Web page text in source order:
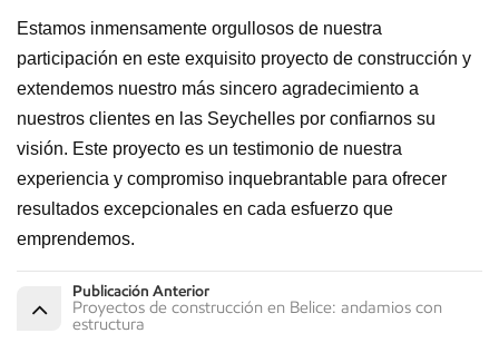
Estamos inmensamente orgullosos de nuestra
participación en este exquisito proyecto de construcción y
extendemos nuestro más sincero agradecimiento a
nuestros clientes en las Seychelles por confiarnos su
visión. Este proyecto es un testimonio de nuestra
experiencia y compromiso inquebrantable para ofrecer
resultados excepcionales en cada esfuerzo que
emprendemos.
Publicación Anterior
Proyectos de construcción en Belice: andamios con
estructura